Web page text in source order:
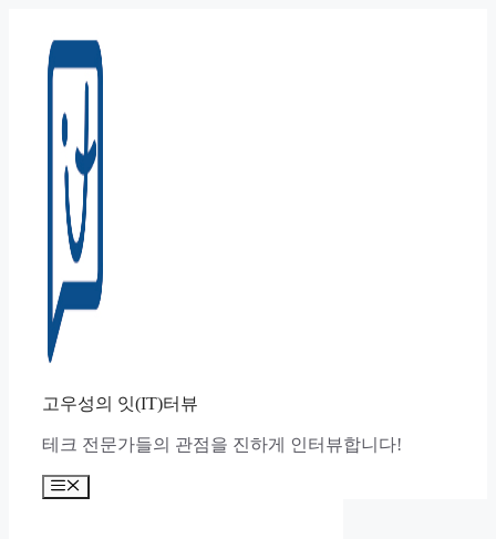
고우성의 잇(IT)터뷰
테크 전문가들의 관점을 진하게 인터뷰합니다!
메